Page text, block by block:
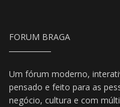
FORUM BRAGA
Um fórum moderno,
pensado e feito para as
negócio, cultura e com